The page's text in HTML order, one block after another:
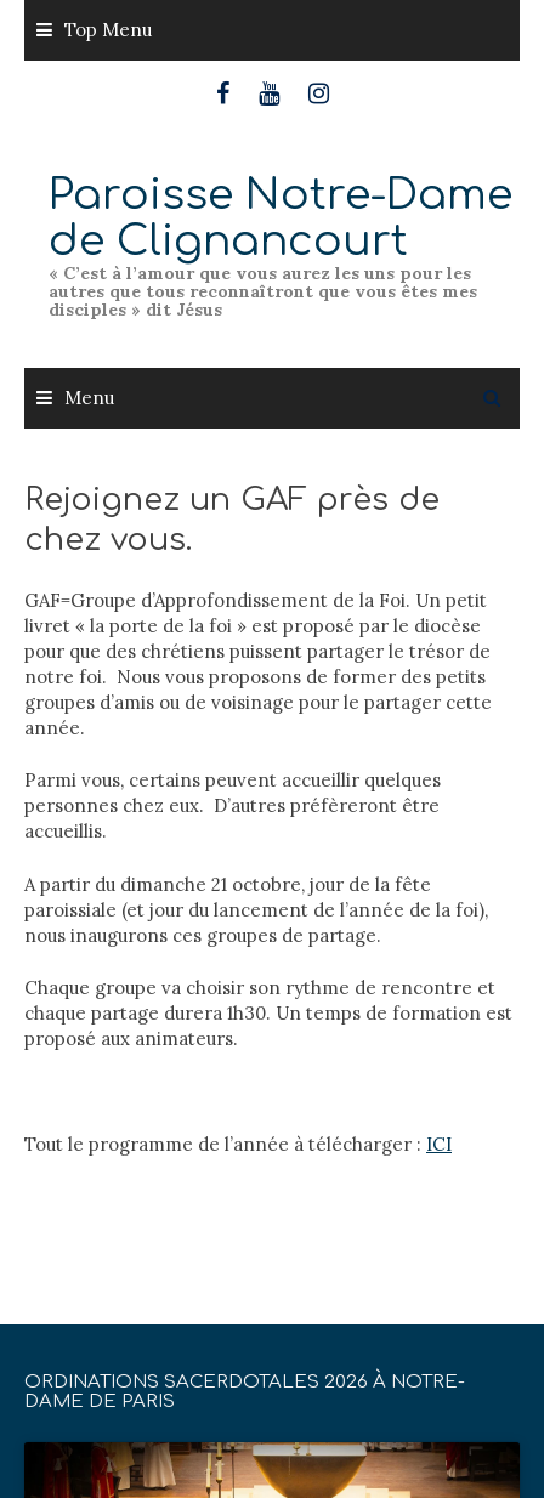
content
Top Menu
Paroisse Notre-Dame
de Clignancourt
« C’est à l’amour que vous aurez les uns pour les
autres que tous reconnaîtront que vous êtes mes
disciples » dit Jésus
Menu
Rejoignez un GAF près de
chez vous.
GAF=Groupe d’Approfondissement de la Foi. Un petit
livret « la porte de la foi » est proposé par le diocèse
pour que des chrétiens puissent partager le trésor de
notre foi. Nous vous proposons de former des petits
groupes d’amis ou de voisinage pour le partager cette
année.
Parmi vous, certains peuvent accueillir quelques
personnes chez eux. D’autres préfèreront être
accueillis.
A partir du dimanche 21 octobre, jour de la fête
paroissiale (et jour du lancement de l’année de la foi),
nous inaugurons ces groupes de partage.
Chaque groupe va choisir son rythme de rencontre et
chaque partage durera 1h30. Un temps de formation est
proposé aux animateurs.
Tout le programme de l’année à télécharger : ICI
ORDINATIONS SACERDOTALES 2026 À NOTRE-
DAME DE PARIS